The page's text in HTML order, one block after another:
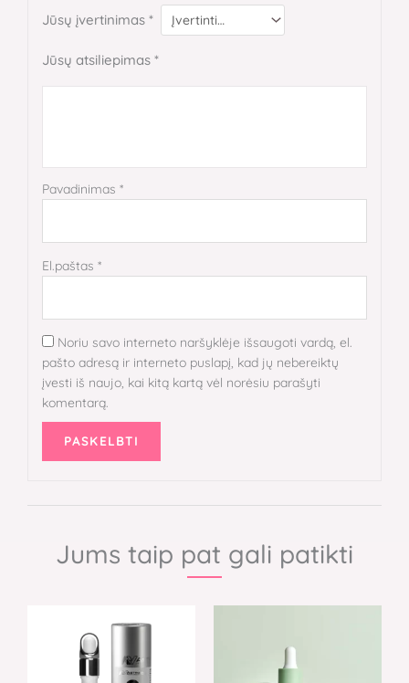
Jūsų įvertinimas *
Jūsų atsiliepimas *
Pavadinimas *
El.paštas *
Noriu savo interneto naršyklėje išsaugoti vardą, el.
pašto adresą ir interneto puslapį, kad jų nebereiktų
įvesti iš naujo, kai kitą kartą vėl norėsiu parašyti
komentarą.
Jums taip pat gali patikti